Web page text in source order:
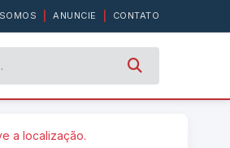
ANUNCIE CONTATO
a localização.